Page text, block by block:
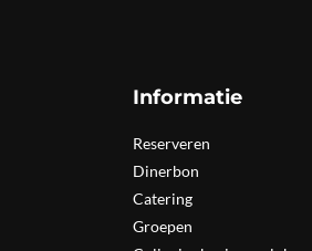
Informatie
Reserveren
Dinerbon
Catering
Groepen